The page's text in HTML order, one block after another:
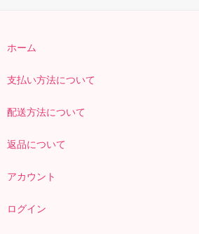
ホーム
支払い方法について
配送方法について
返品について
アカウント
ログイン